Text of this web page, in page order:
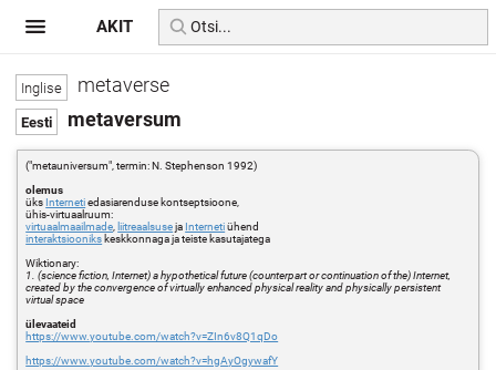
metaverse
metaversum
("metauniversum", termin: N. Stephenson 1992)
olemus
üks Internetiedasiarenduse kontseptsioone,
ühis-virtuaalruum:
virtuaalmaailmade liitreaalsuseja Internetiühend
interaktsiooniks keskkonnaga ja teiste kasutajatega
Wiktionary:
1. (science fiction, Internet) a hypothetical future (counterpart or continuation of the) Internet,
created by the convergence of virtually enhanced physical reality and physically persistent
virtual space
ülevaateid
https://www.youtube.com/watch?v=ZIn6v8Q1qDo
https://www.youtube.com/watch?v=hgAyOgywafY
AKIT